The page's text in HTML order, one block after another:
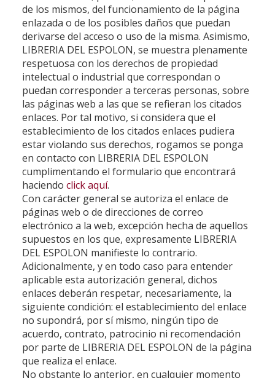
de los mismos, del funcionamiento de la página
enlazada o de los posibles daños que puedan
derivarse del acceso o uso de la misma. Asimismo,
LIBRERIA DEL ESPOLON, se muestra plenamente
respetuosa con los derechos de propiedad
intelectual o industrial que correspondan o
puedan corresponder a terceras personas, sobre
las páginas web a las que se refieran los citados
enlaces. Por tal motivo, si considera que el
establecimiento de los citados enlaces pudiera
estar violando sus derechos, rogamos se ponga
en contacto con LIBRERIA DEL ESPOLON
cumplimentando el formulario que encontrará
haciendo click aquí.
Con carácter general se autoriza el enlace de
páginas web o de direcciones de correo
electrónico a la web, excepción hecha de aquellos
supuestos en los que, expresamente LIBRERIA
DEL ESPOLON manifieste lo contrario.
Adicionalmente, y en todo caso para entender
aplicable esta autorización general, dichos
enlaces deberán respetar, necesariamente, la
siguiente condición: el establecimiento del enlace
no supondrá, por sí mismo, ningún tipo de
acuerdo, contrato, patrocinio ni recomendación
por parte de LIBRERIA DEL ESPOLON de la página
que realiza el enlace.
No obstante lo anterior, en cualquier momento